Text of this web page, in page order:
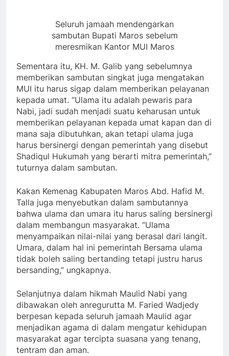
Seluruh jamaah mendengarkan
sambutan Bupati Maros sebelum
meresmikan Kantor MUI Maros
Sementara itu, KH. M. Galib yang sebelumnya
memberikan sambutan singkat juga mengatakan
MUI itu harus sigap dalam memberikan pelayanan
kepada umat. “Ulama itu adalah pewaris para
Nabi, jadi sudah menjadi suatu keharusan untuk
memberikan pelayanan kepada umat kapan dan di
mana saja dibutuhkan, akan tetapi ulama juga
harus bersinergi dengan pemerintah yang disebut
Shadiqul Hukumah yang berarti mitra pemerintah,”
tuturnya dalam sambutan.
Kakan Kemenag Kabupaten Maros Abd. Hafid M.
Talla juga menyebutkan dalam sambutannya
bahwa ulama dan umara itu harus saling bersinergi
dalam membangun masyarakat. “Ulama
menyampaikan nilai-nilai yang berasal dari langit.
Umara, dalam hal ini pemerintah Bersama ulama
tidak boleh saling bertanding tetapi justru harus
bersanding,” ungkapnya.
Selanjutnya dalam hikmah Maulid Nabi yang
dibawakan oleh anregurutta M. Faried Wadjedy
berpesan kepada seluruh jamaah Maulid agar
menjadikan agama di dalam mengatur kehidupan
masyarakat agar tercipta suasana yang tenang,
tentram dan aman.